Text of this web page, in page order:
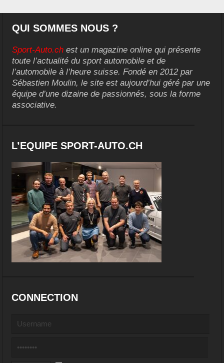
QUI SOMMES NOUS ?
Sport-Auto.ch est un magazine online qui présente
toute l’actualité du sport automobile et de
l’automobile à l’heure suisse. Fondé en 2012 par
Sébastien Moulin, le site est aujourd’hui géré par une
équipe d’une dizaine de passionnés, sous la forme
associative.
L’EQUIPE SPORT-AUTO.CH
CONNECTION